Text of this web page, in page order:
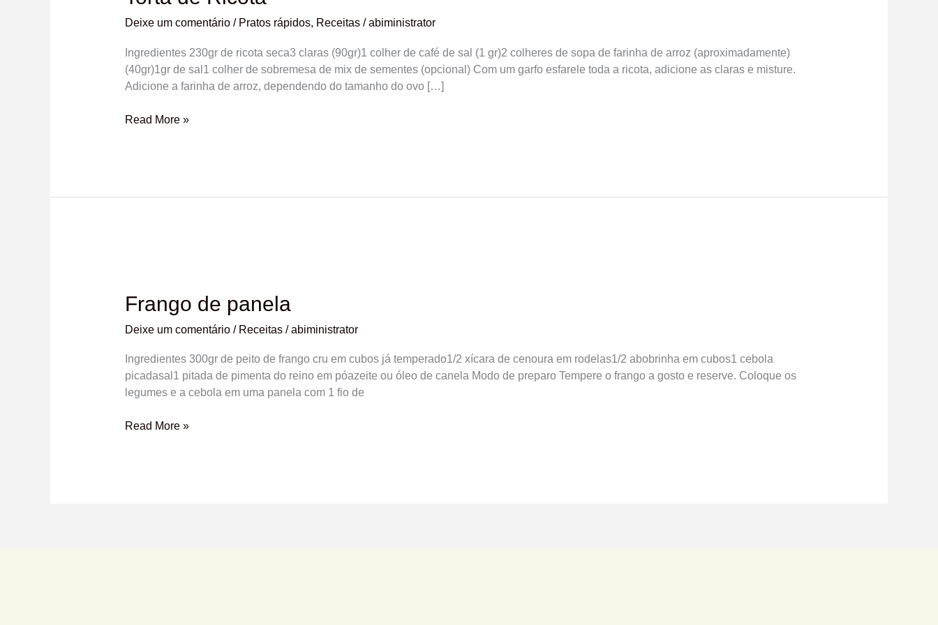
Deixe um comentário / Pratos rápidos, Receitas/abiministrator
Ingredientes 230gr de ricota seca3 claras (90gr)1 colher de café de sal (1 gr)2 colheres de sopa de farinha de arroz (aproximadamente)
(40gr)1gr de sal1 colher de sobremesa de mix de sementes (opcional) Com um garfo esfarele toda a ricota, adicione as claras e misture.
Adicione a farinha de arroz, dependendo do tamanho do ovo […]
Read More »
Frango de panela
Deixe um comentário / Receitas/abiministrator
Ingredientes 300gr de peito de frango cru em cubos já temperado1/2 xícara de cenoura em rodelas1/2 abobrinha em cubos1 cebola
picadasal1 pitada de pimenta do reino em póazeite ou óleo de canela Modo de preparo Tempere o frango a gosto e reserve. Coloque os
legumes e a cebola em uma panela com 1 fio de
panela
Read More »